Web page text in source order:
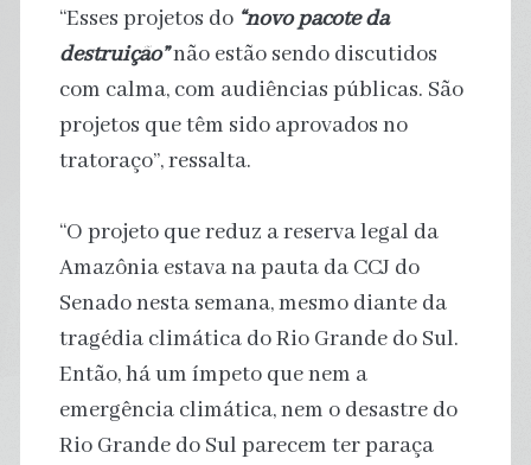
“Esses projetos do “novo pacote da
destruição”não estão sendo discutidos
com calma, com audiências públicas. São
projetos que têm sido aprovados no
tratoraço”, ressalta.
“O projeto que reduz a reserva legal da
Amazônia estava na pauta da CCJ do
Senado nesta semana, mesmo diante da
tragédia climática do Rio Grande do Sul.
Então, há um ímpeto que nem a
emergência climática, nem o desastre do
Rio Grande do Sul parecem ter paraça